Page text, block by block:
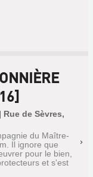
de Sèvres,
du Maître-
Il ignore que
pour le bien,
et s'est